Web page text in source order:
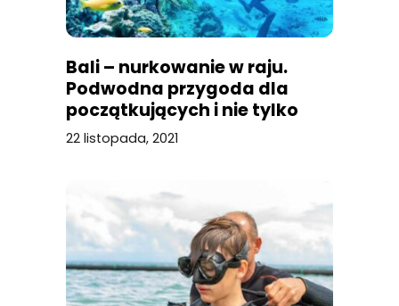
Bali – nurkowanie w raju.
Podwodna przygoda dla
początkujących i nie tylko
22 listopada, 2021